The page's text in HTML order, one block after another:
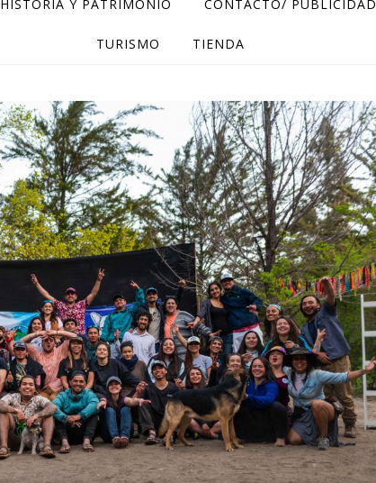
HISTORIA Y PATRIMONIO CONTACTO/ PUBLICIDAD
TURISMO TIENDA